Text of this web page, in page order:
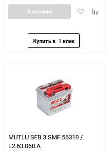
Добавить
В корзину
MUTLU SFB 3 SMF 56319 /
L2.63.060.A